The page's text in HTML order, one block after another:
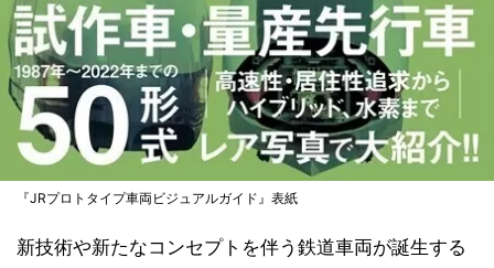
『JRプロトタイプ車両ビジュアルガイド』表紙
新技術や新たなコンセプトを伴う鉄道車両が誕生する